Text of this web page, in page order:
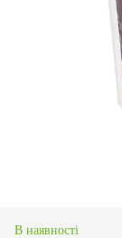
В наявності